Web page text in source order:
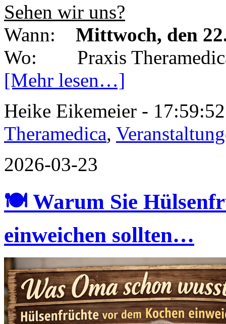
Sehen wir uns?
Wann: Mittwoch, den
Wo: Praxis Theramedica
[Mehr lesen…]
Heike Eikemeier -
Theramedica,
2026-03-23
🍽 Warum Sie
einweichen sollten…